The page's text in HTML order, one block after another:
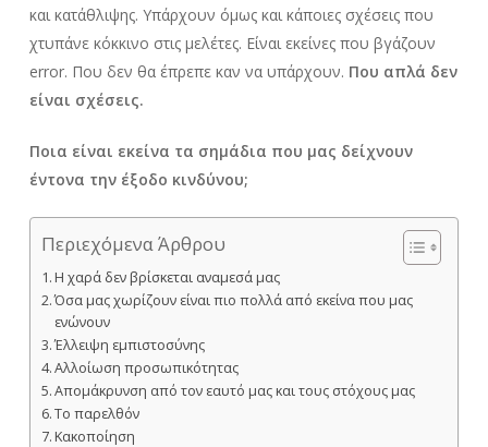
και κατάθλιψης. Υπάρχουν όμως και κάποιες σχέσεις που
χτυπάνε κόκκινο στις μελέτες. Είναι εκείνες που βγάζουν
error. Που δεν θα έπρεπε καν να υπάρχουν. Που απλά δεν
είναι σχέσεις.
Ποια είναι εκείνα τα σημάδια που μας δείχνουν
έντονα την έξοδο κινδύνου;
Περιεχόμενα Άρθρου
Η χαρά δεν βρίσκεται αναμεσά μας
Όσα μας χωρίζουν είναι πιο πολλά από εκείνα που μας
ενώνουν
Έλλειψη εμπιστοσύνης
Αλλοίωση προσωπικότητας
Απομάκρυνση από τον εαυτό μας και τους στόχους μας
Το παρελθόν
Κακοποίηση